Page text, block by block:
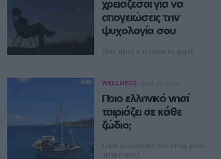
NEWSROOM
χρειάζεσαι για να
απογειώσεις την
ψυχολογία σου
Πότε ήταν η τελευταία φορά
ΜΑΤΊΝΑ ΚΌΝΤΟΥ
WELLNESS
Ποιο ελληνικό νησί
ταιριάζει σε κάθε
ζώδιο;
Γιατί οι διακοπές δεν είναι μόνο
προορισμός!